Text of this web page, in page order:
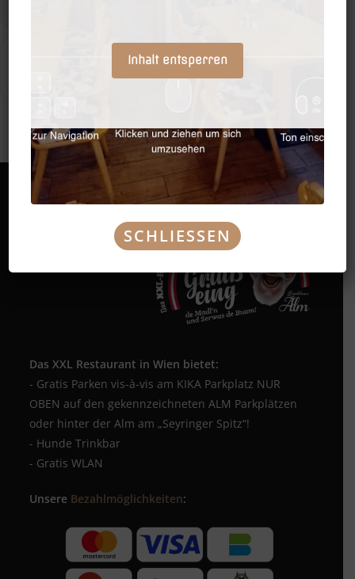
Directions
Address - BIG "M" DAY [XZY7tfj9q]
Destination Address - BIG "M"
Das XXL Restaurant in Wien bietet:
- Gratis Parken vis-à-vis am KIKA Parkplatz NUR
OBEN auf den gekennzeichneten ALM Parkplätzen
oder hinter der Alm am „Seyringer Spitz“!
- Hunde Trinkbar
- Gratis WLAN
Unsere Bezahlmöglichkeiten:
Inhalt entsperren
SCHLIESSEN